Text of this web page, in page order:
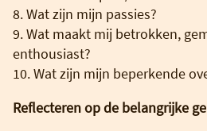
8. Wat zijn mijn passies?
9. Wat maakt mij betrokken,
enthousiast?
10. Wat zijn mijn beperkende
Reflecteren op de belangrijke